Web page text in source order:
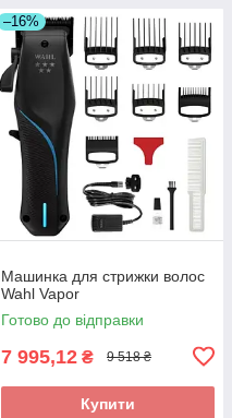
–16%
Машинка для стрижки волос
Wahl Vapor
Готово до відправки
7 995,12 ₴ 9 518 ₴
Купити